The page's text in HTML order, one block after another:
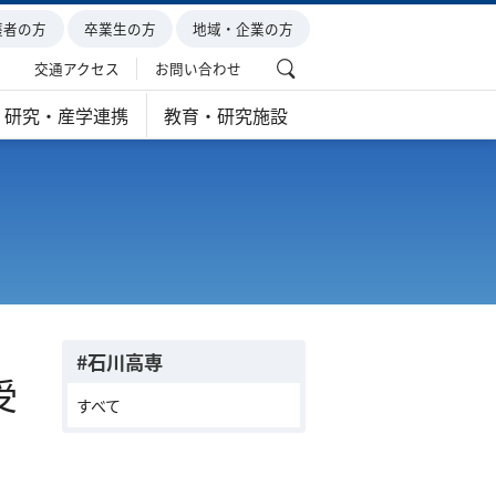
研究・産学連携 教育・研究施設
の方 卒業生の方
地域・企業の方
交通アクセス
お問い合わせ
#石川高専
すべて